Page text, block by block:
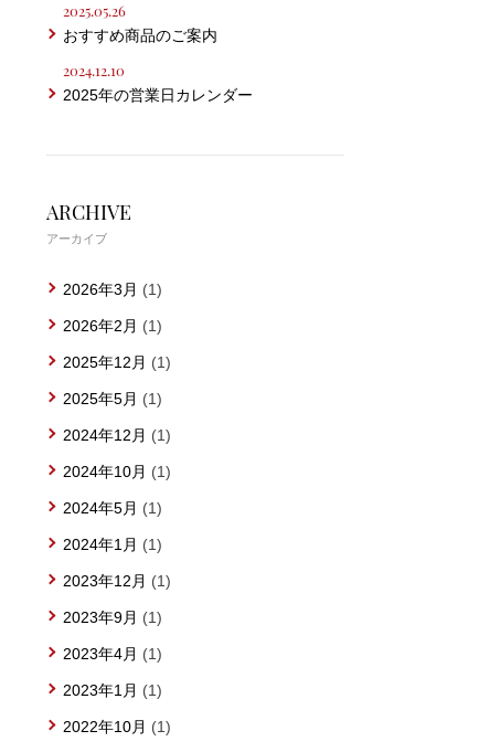
2025.05.26
おすすめ商品のご案内
2024.12.10
2025年の営業日カレンダー
ARCHIVE
アーカイブ
2026年3月 (1)
2026年2月 (1)
2025年12月 (1)
2025年5月 (1)
2024年12月 (1)
2024年10月 (1)
2024年5月 (1)
2024年1月 (1)
2023年12月 (1)
2023年9月 (1)
2023年4月 (1)
2023年1月 (1)
2022年10月 (1)